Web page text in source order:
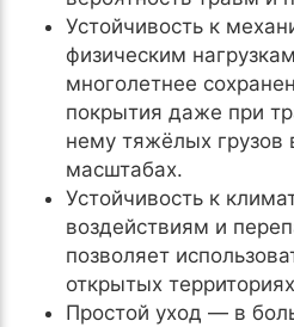
Устойчивость к
физическим
многолетнее
покрытия даже при
нему тяжёлых
масштабах.
Устойчивость к
воздействиям и
позволяет
открытых
Простой уход — в